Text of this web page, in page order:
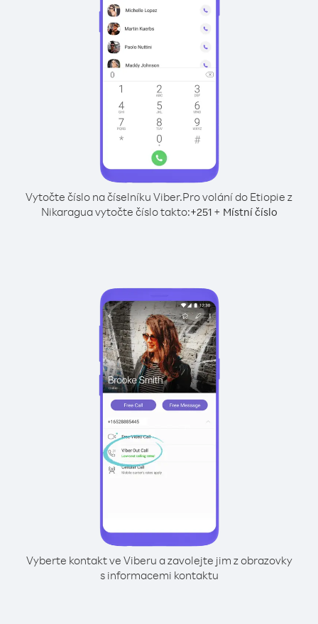
Vytočte číslo na číselníku Viber.Pro volání do Etiopie z
Nikaragua vytočte číslo takto:+251+ Místní číslo
Vyberte kontakt ve Viberu a zavolejte jim z obrazovky
s informacemi kontaktu